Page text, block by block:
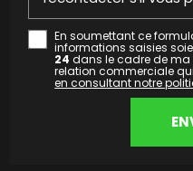
En soumettant ce
informations saisies
24 dans le cadre de
relation commerciale
en consultant notre